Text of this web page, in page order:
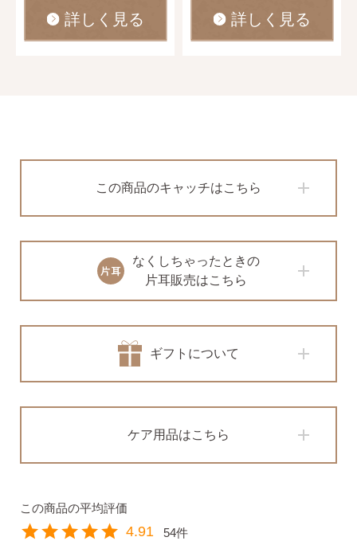
詳しく見る 詳しく見る
この商品のキャッチはこちら
なくしちゃったときの
片耳販売はこちら
ギフトについて
ケア用品はこちら
4.91 54